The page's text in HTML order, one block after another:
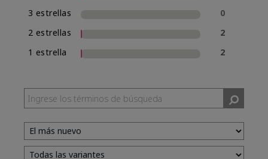
3 estrellas
0
2 estrellas
2
1 estrella
2